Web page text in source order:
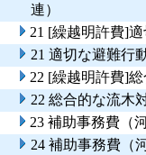
連）
21 [繰越明許費]
21 適切な避難行
22 [繰越明許費]
22 総合的な流木
23 補助事務費（
24 補助事務費（